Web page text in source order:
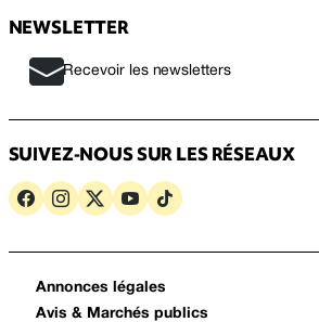
NEWSLETTER
Recevoir les newsletters
SUIVEZ-NOUS SUR LES RÉSEAUX
Annonces légales
Avis & Marchés publics